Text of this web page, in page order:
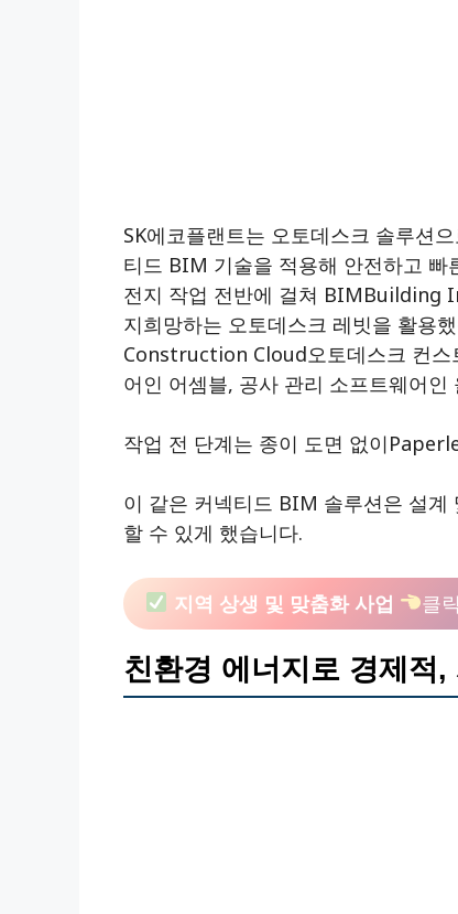
SK에코플랜트는 오토데스크 솔루션
티드 BIM 기술을 적용해 안전하고 빠
전지 작업 전반에 걸쳐 BIMBuilding
지희망하는 오토데스크 레빗을 활용
Construction Cloud오토데스크 컨스
어인 어셈블, 공사 관리 소프트웨어인
작업 전 단계는 종이 도면 없이
이 같은 커넥티드 BIM 솔루션은 설계
할 수 있게 했습니다.
지역 상생 및 맞춤화 사업 클릭
친환경 에너지로 경제적,